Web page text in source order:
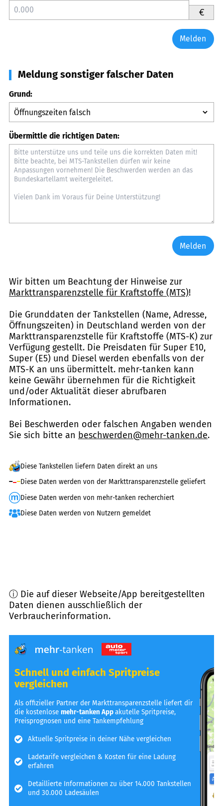
€
Melden
Meldung sonstiger falscher Daten
Grund:
Übermittle die richtigen Daten:
Melden
Wir bitten um Beachtung der Hinweise zur
Markttransparenzstelle für Kraftstoffe (MTS)!
Die Grunddaten der Tankstellen (Name, Adresse,
Öffnungszeiten) in Deutschland werden von der
Markttransparenzstelle für Kraftstoffe (MTS-K) zur
Verfügung gestellt. Die Preisdaten für Super E10,
Super (E5) und Diesel werden ebenfalls von der
MTS-K an uns übermittelt. mehr-tanken kann
keine Gewähr übernehmen für die Richtigkeit
und/oder Aktualität dieser abrufbaren
Informationen.
Bei Beschwerden oder falschen Angaben wenden
Sie sich bitte an beschwerden@mehr-tanken.de.
Diese Tankstellen liefern Daten direkt an uns
Diese Daten werden von der Markttransparenzstelle geliefert
Diese Daten werden von mehr-tanken recherchiert
Diese Daten werden von Nutzern gemeldet
ⓘ Die auf dieser Webseite/App bereitgestellten
Daten dienen ausschließlich der
Verbraucherinformation.
Schnell und einfach Spritpreise
vergleichen
Als offizieller Partner der Markttransparenzstelle liefert dir
die kostenlosemehr-tanken Appakutelle Spritpreise,
Preisprognosen und eine Tankempfehlung
Aktuelle Spritpreise in deiner Nähe vergleichen
Ladetarife vergleichen & Kosten für eine Ladung
erfahren
Detaillierte Informationen zu über 14.000 Tankstellen
und 30.000 Ladesäulen